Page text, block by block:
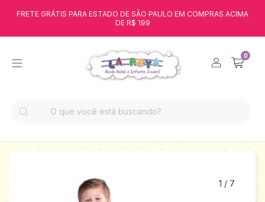
FRETE GRÁTIS PARA ESTADO DE SÃO PAULO EM COMPRAS ACIMA
DE R$ 199
0
1 / 7